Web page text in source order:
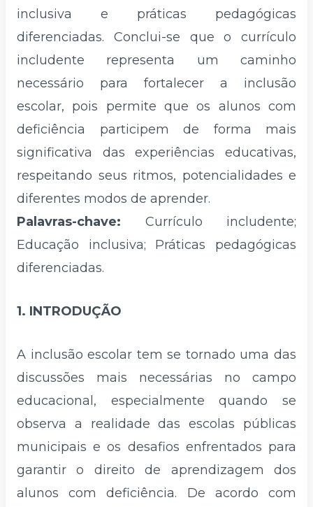
inclusiva e práticas pedagógicas
diferenciadas. Conclui-se que o currículo
includente representa um caminho
necessário para fortalecer a inclusão
escolar, pois permite que os alunos com
deficiência participem de forma mais
significativa das experiências educativas,
respeitando seus ritmos, potencialidades e
diferentes modos de aprender.
Palavras-chave: Currículo includente;
Educação inclusiva; Práticas pedagógicas
diferenciadas.
1. INTRODUÇÃO
A inclusão escolar tem se tornado uma das
discussões mais necessárias no campo
educacional, especialmente quando se
observa a realidade das escolas públicas
municipais e os desafios enfrentados para
garantir o direito de aprendizagem dos
alunos com deficiência. De acordo com